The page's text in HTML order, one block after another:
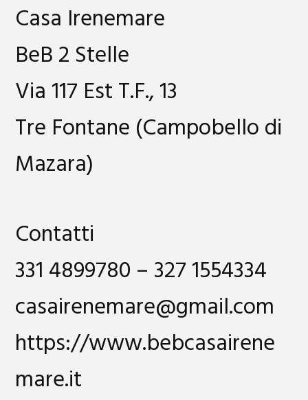
Casa Irenemare
BeB 2 Stelle
Via 117 Est T.F., 13
Tre Fontane (Campobello di
Mazara)
Contatti
331 4899780 – 327 1554334
casairenemare@gmail.com
https://www.bebcasairene
mare.it